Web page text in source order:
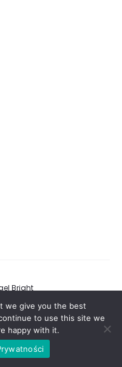
Bright
s
we give you the best
to use this site we
happy with it.